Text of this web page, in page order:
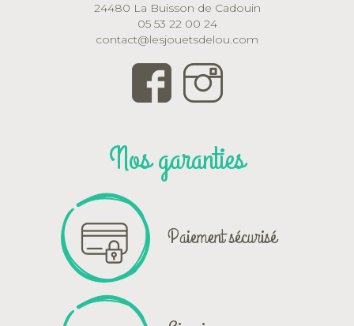
24480 La Buisson de Cadouin
05 53 22 00 24
contact@lesjouetsdelou.com
Nos garanties
Paiement sécurisé